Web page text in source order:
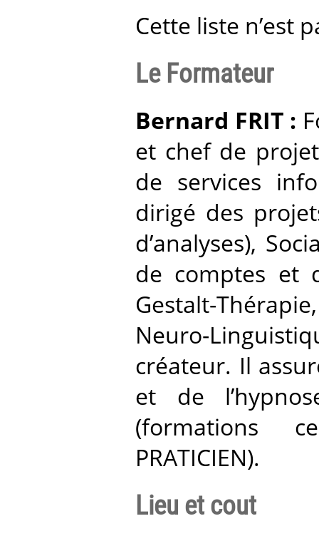
Cette liste n’est
Le Formateur
Bernard FRIT :
et chef de
de services
dirigé des
d’analyses),
de comptes et
Gestalt-
Neuro-
créateur. Il
et de
(formations
PRATICIEN).
Lieu et cout